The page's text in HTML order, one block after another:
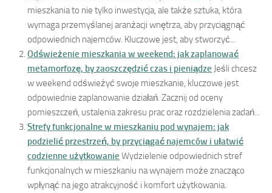
mieszkania to nie tylko inwestycja, ale także sztuka, która
wymaga przemyślanej aranżacji wnętrza, aby przyciągnąć
odpowiednich najemców. Kluczowe jest, aby stworzyć...
Odświeżenie mieszkania w weekend: jak zaplanować
metamorfozę, by zaoszczędzić czas i pieniądze Jeśli chcesz
w weekend odświeżyć swoje mieszkanie, kluczowe jest
odpowiednie zaplanowanie działań. Zacznij od oceny
pomieszczeń, ustalenia zakresu prac oraz rozdzielenia zadań...
Strefy funkcjonalne w mieszkaniu pod wynajem: jak
podzielić przestrzeń, by przyciągać najemców i ułatwić
codzienne użytkowanie Wydzielenie odpowiednich stref
funkcjonalnych w mieszkaniu na wynajem może znacząco
wpłynąć na jego atrakcyjność i komfort użytkowania.